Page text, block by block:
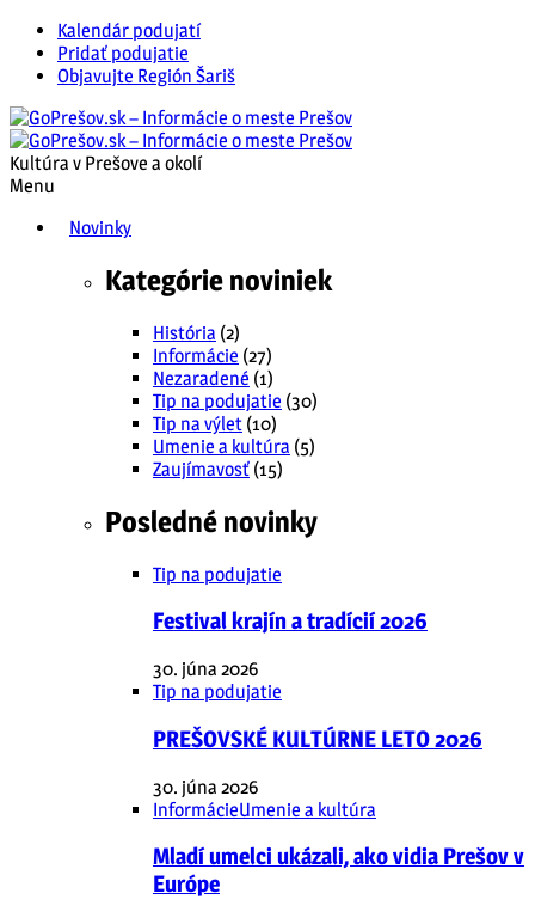
Kalendár podujatí
Pridať podujatie
Objavujte Región Šariš
Kultúra v Prešove a okolí
Menu
Novinky
Kategórie noviniek
História (2)
Informácie (27)
Nezaradené (1)
Tip na podujatie (30)
Tip na výlet (10)
Umenie a kultúra (5)
Zaujímavosť (15)
Posledné novinky
Tip na podujatie
Festival krajín a tradícií 2026
30. júna 2026
Tip na podujatie
PREŠOVSKÉ KULTÚRNE LETO 2026
30. júna 2026
InformácieUmenie a kultúra
Mladí umelci ukázali, ako vidia Prešov v
Európe